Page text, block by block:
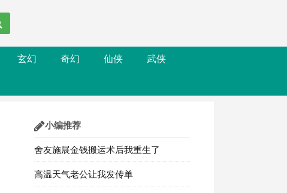
玄幻 奇幻 仙侠 武侠
小编推荐
舍友施展金钱搬运术后我重生了
高温天气老公让我发传单